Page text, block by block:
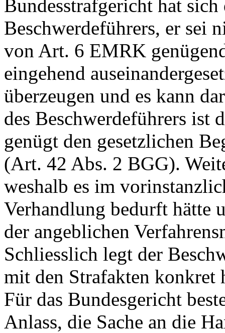
Bundesstrafgericht hat
Beschwerdeführers, er sei
von Art. 6 EMRK
eingehend
überzeugen und es kann
des Beschwerdeführers ist
genügt den gesetzlichen
(Art. 42 Abs. 2 BGG).
weshalb es im
Verhandlung bedurft hätte
der angeblichen
Schliesslich legt der
mit den Strafakten konkret
Für das Bundesgericht
Anlass, die Sache an die